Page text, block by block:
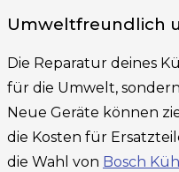
Umweltfreundlich
Die Reparatur deines
für die Umwelt,
Neue Geräte können
die Kosten für
die Wahl von Bosch